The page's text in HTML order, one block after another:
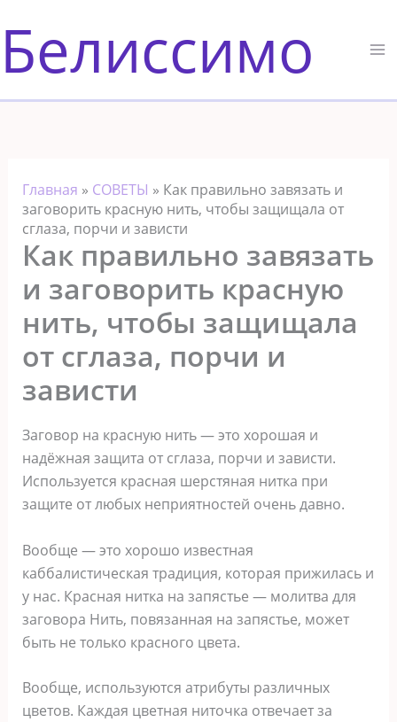
к
содержимому
Белиссимо
Главная » СОВЕТЫ » Как правильно завязать и
заговорить красную нить, чтобы защищала от
сглаза, порчи и зависти
Как правильно завязать
и заговорить красную
нить, чтобы защищала
от сглаза, порчи и
зависти
Заговор на красную нить — это хорошая и
надёжная защита от сглаза, порчи и зависти.
Используется красная шерстяная нитка при
защите от любых неприятностей очень давно.
Вообще — это хорошо известная
каббалистическая традиция, которая прижилась и
у нас. Красная нитка на запястье — молитва для
заговора Нить, повязанная на запястье, может
быть не только красного цвета.
Вообще, используются атрибуты различных
цветов. Каждая цветная ниточка отвечает за